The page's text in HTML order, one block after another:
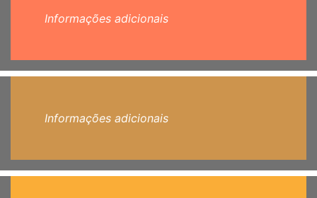
Informações adicionais
Informações adicionais